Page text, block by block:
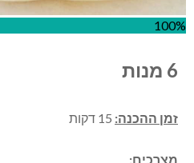
100%
6 מנות
זמן ההכנה:
מצרכים: